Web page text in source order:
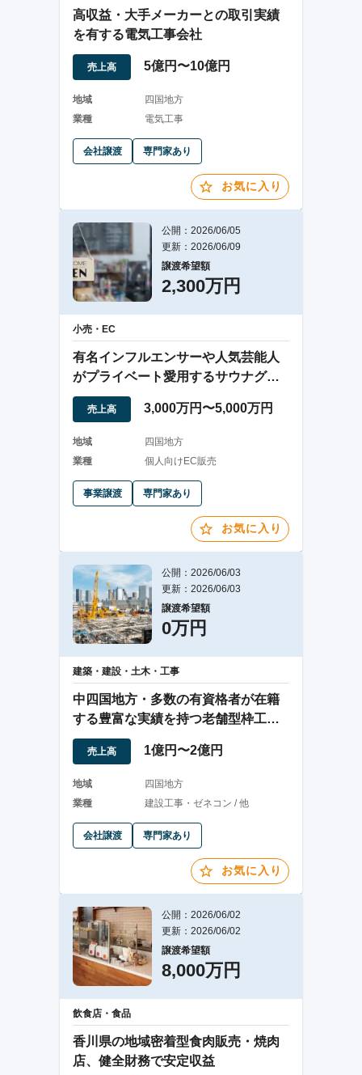
高収益・大手メーカーとの取引実績
を有する電気工事会社
売上高 5億円〜10億円
地域
四国地方
業種
電気工事
会社譲渡 専門家あり
お気に入り
公開：2026/06/05
更新：2026/06/09
譲渡希望額
2,300万円
小売・EC
有名インフルエンサーや人気芸能人
がプライベート愛用するサウナグッ
ズEC事業譲渡
売上高 3,000万円〜5,000万円
地域
四国地方
業種
個人向けEC販売
事業譲渡 専門家あり
お気に入り
公開：2026/06/03
更新：2026/06/03
譲渡希望額
0万円
建築・建設・土木・工事
中四国地方・多数の有資格者が在籍
する豊富な実績を持つ老舗型枠工事
業
売上高 1億円〜2億円
地域
四国地方
業種
建設工事・ゼネコン / 他
会社譲渡 専門家あり
お気に入り
公開：2026/06/02
更新：2026/06/02
譲渡希望額
8,000万円
飲食店・食品
香川県の地域密着型食肉販売・焼肉
店、健全財務で安定収益